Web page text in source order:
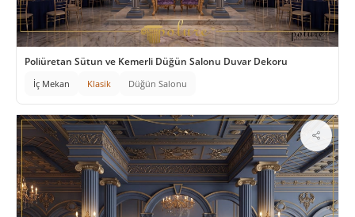
Poliüretan Sütun ve Kemerli Düğün Salonu Duvar Dekoru
İç Mekan Klasik Düğün Salonu